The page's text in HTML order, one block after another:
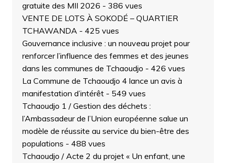
gratuite des MII 2026 - 386 vues
VENTE DE LOTS À SOKODÉ – QUARTIER
TCHAWANDA- 425 vues
Gouvernance inclusive : un nouveau projet pour
renforcer l’influence des femmes et des jeunes
dans les communes de Tchaoudjo - 426 vues
La Commune de Tchaoudjo 4 lance un avis à
manifestation d’intérêt- 549 vues
Tchaoudjo 1 / Gestion des déchets :
l’Ambassadeur de l’Union européenne salue un
modèle de réussite au service du bien-être des
populations - 488 vues
Tchaoudjo / Acte 2 du projet « Un enfant, une